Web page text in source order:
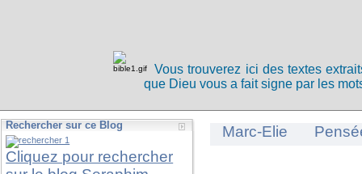
Vous trouverez ici des textes
que Dieu vous a fait signe par les
Rechercher sur ce Blog
Cliquez pour rechercher
Marc-Elie